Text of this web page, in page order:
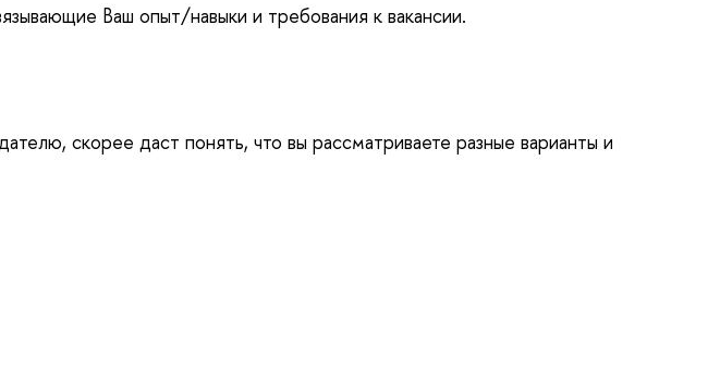
Ваш опыт/навыки и требования к вакансии.
скорее даст понять, что вы рассматриваете разные варианты и